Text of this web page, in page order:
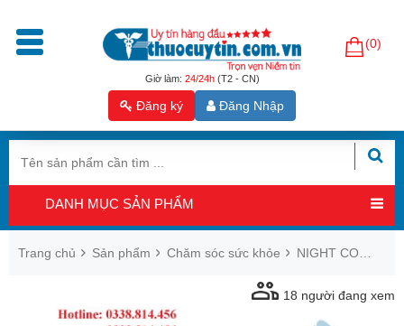
Giờ làm: 24/24h(T2 - CN)
(0)
Đăng ký Đăng Nhập
Trang
phẩm
Tăng
sinh
lý
nam
trợ
DANH MỤC SẢN PHẨM
Trang chủ Sản phẩm Chăm sóc sức khỏe
18 người đang xem